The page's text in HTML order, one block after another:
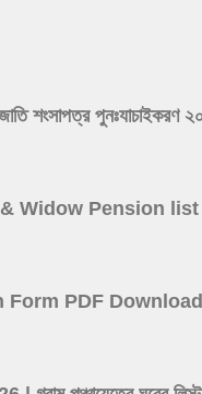
পুনঃযাচাইকরণ
Age & Widow Pension
Form PDF Download